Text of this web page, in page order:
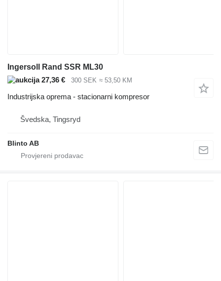
Ingersoll Rand SSR ML30
27,36 €
300 SEK ≈ 53,50 KM
Industrijska oprema - stacionarni kompresor
Švedska, Tingsryd
Blinto AB